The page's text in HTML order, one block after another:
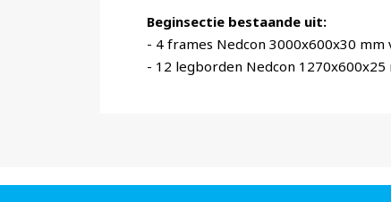
Beginsectie bestaande uit:
- 4 frames Nedcon 3000x600x30
- 12 legborden Nedcon